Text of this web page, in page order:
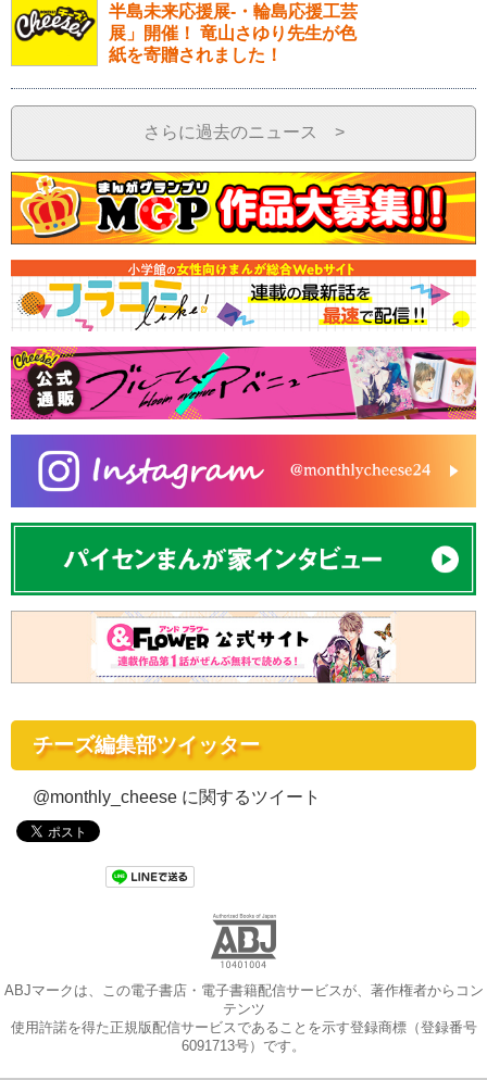
半島未来応援展-・輪島応援工芸
展」開催！ 竜山さゆり先生が色
紙を寄贈されました！
さらに過去のニュース >
チーズ編集部ツイッター
@monthly_cheese に関するツイート
ABJマークは、この電子書店・電子書籍配信サービスが、著作権者からコン
テンツ
使用許諾を得た正規版配信サービスであることを示す登録商標（登録番号
6091713号）です。